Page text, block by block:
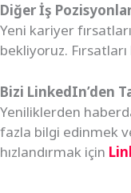
Diğer İş
Yeni kariyer
bekliyoruz.
Bizi LinkedIn’den
Yeniliklerden
fazla bilgi edinmek
hızlandırmak için